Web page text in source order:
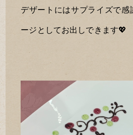
デザートにはサプライズで感
ージとしてお出しできます💖